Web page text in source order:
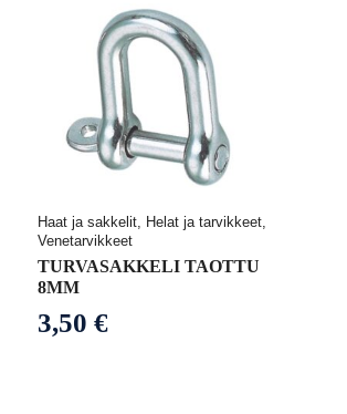
Haat ja sakkelit, Helat ja tarvikkeet,
Venetarvikkeet
TURVASAKKELI TAOTTU
8MM
3,50€